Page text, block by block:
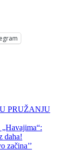
PRUŽANJU
daha!
začina’’